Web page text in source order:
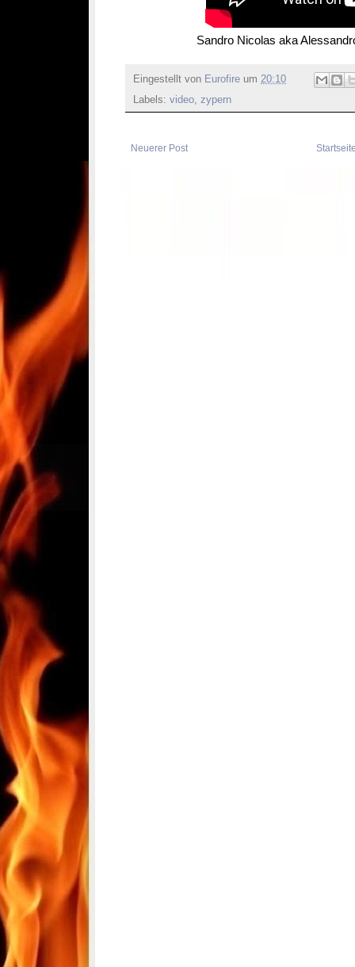
Sandro Nicolas aka
Eingestellt von Eurofire um 20:10
Labels: video, zypern
Neuerer Post